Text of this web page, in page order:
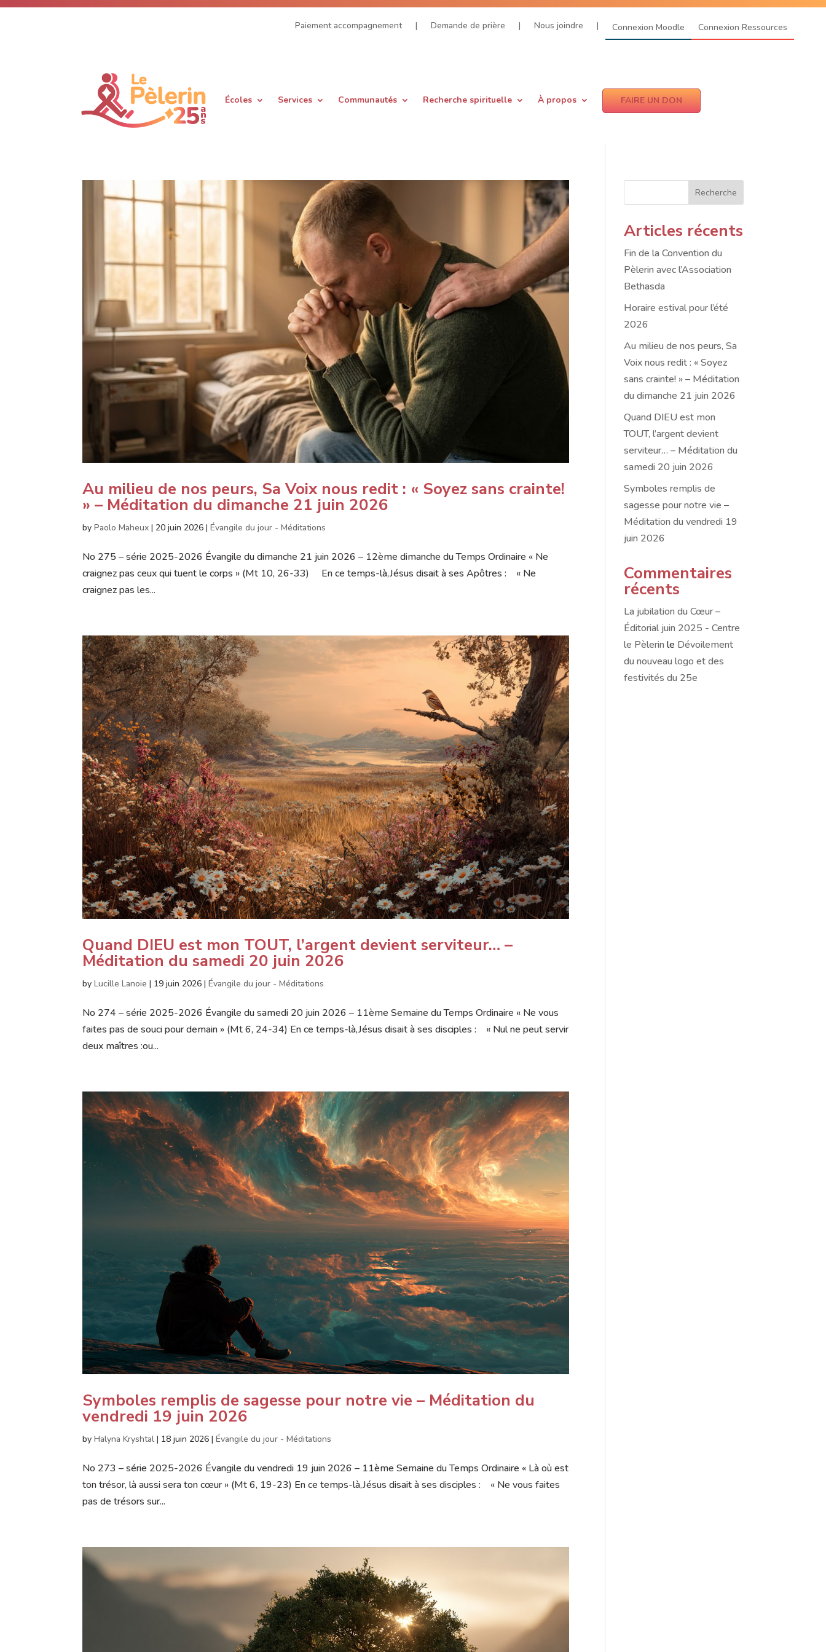
Paiement accompagnement | Demande de prière | Nous joindre | Connexion Moodle Connexion Ressources
Écoles Services Communautés Recherche spirituelle À propos FAIRE UN DON
Au milieu de nos peurs, Sa Voix nous redit : « Soyez sans crainte!
» – Méditation du dimanche 21 juin 2026
byPaolo Maheux | 20 juin 2026 |Évangile du jour - Méditations
No 275 – série 2025-2026 Évangile du dimanche 21 juin 2026 – 12ème dimanche du Temps Ordinaire « Ne
craignez pas ceux qui tuent le corps » (Mt 10, 26-33) En ce temps-là,Jésus disait à ses Apôtres : « Ne
craignez pas les...
Quand DIEU est mon TOUT, l’argent devient serviteur… –
Méditation du samedi 20 juin 2026
byLucille Lanoie | 19 juin 2026 |Évangile du jour - Méditations
No 274 – série 2025-2026 Évangile du samedi 20 juin 2026 – 11ème Semaine du Temps Ordinaire « Ne vous
faites pas de souci pour demain » (Mt 6, 24-34) En ce temps-là,Jésus disait à ses disciples : « Nul ne peut servir
deux maîtres :ou...
Symboles remplis de sagesse pour notre vie – Méditation du
vendredi 19 juin 2026
byHalyna Kryshtal | 18 juin 2026 |Évangile du jour - Méditations
No 273 – série 2025-2026 Évangile du vendredi 19 juin 2026 – 11ème Semaine du Temps Ordinaire « Là où est
ton trésor, là aussi sera ton cœur » (Mt 6, 19-23) En ce temps-là,Jésus disait à ses disciples : « Ne vous faites
pas de trésors sur...
Recherche
Articles récents
Fin de la Convention du
Pèlerin avec l’Association
Bethasda
Horaire estival pour l’été
2026
Au milieu de nos peurs, Sa
Voix nous redit : « Soyez
sans crainte! » – Méditation
du dimanche 21 juin 2026
Quand DIEU est mon
TOUT, l’argent devient
serviteur… – Méditation du
samedi 20 juin 2026
Symboles remplis de
sagesse pour notre vie –
Méditation du vendredi 19
juin 2026
Commentaires
récents
La jubilation du Cœur –
Éditorial juin 2025 - Centre
le Pèlerin le Dévoilement
du nouveau logo et des
festivités du 25e